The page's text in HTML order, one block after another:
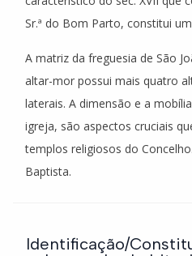
Sr.ª do Bom Parto, constitui
A matriz da freguesia de São
altar-mor possui mais quatro
laterais. A dimensão e a
igreja, são aspectos cruciais
templos religiosos do
Baptista.
Identificação/